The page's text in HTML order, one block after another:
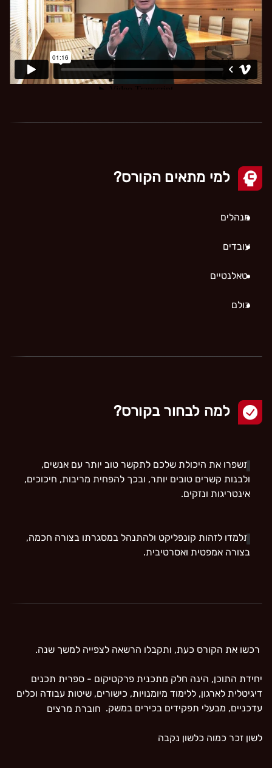
למי מתאים הקורס?
מנהלים
עובדים
טאלנטיים
כולם
למה לבחור בקורס?
תשפרו את היכולת שלכם לתקשר טוב יותר עם אנשים,
ולבנות קשרים טובים יותר, ובכך להפחית מריבות, חיכוכים,
אינטריגות ונזקים.
תלמדו לזהות קונפליקט ולהתנהל במסגרתו בצורה חכמה,
בצורה אמפטית ואסרטיבית.
רכשו את הקורס כעת, ותקבלו הרשאה לצפייה למשך שנה.
יחידת התוכן, הינה חלק מתכנית פרקטיקום - ספרית תכנים
דיגיטלית לארגון, ללימוד מיומנויות, כישורים, שיטות עבודה וכלים
עדכניים, מבעלי תפקידים בכירים במשק. חוברת מרצים
לשון זכר כמוה כלשון נקבה